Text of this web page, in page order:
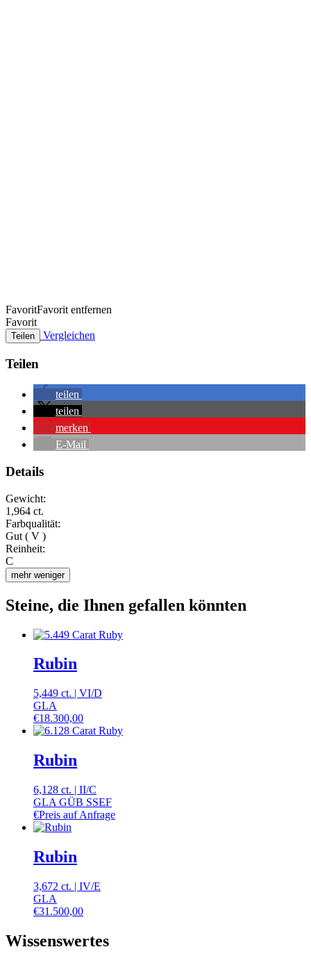
FavoritFavorit entfernen
Favorit
Teilen Vergleichen
Teilen
teilen
teilen
merken
E-Mail
Details
Gewicht:
1,964 ct.
Farbqualität:
Gut ( V )
Reinheit:
C
mehr weniger
Steine, die Ihnen gefallen könnten
Rubin
5,449 ct. | VI/D
GLA
€18.300,00
Rubin
6,128 ct. | II/C
GLA GÜB SSEF
€Preis auf Anfrage
Rubin
3,672 ct. | IV/E
GLA
€31.500,00
Wissenswertes